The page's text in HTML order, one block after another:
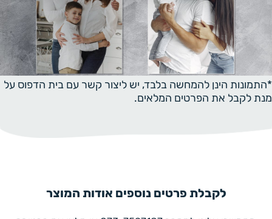
*התמונות הינן להמחשה בלבד, יש ליצור קשר עם בית הדפוס על
מנת לקבל את הפרטים המלאים.
לקבלת פרטים נוספים אודות המוצר